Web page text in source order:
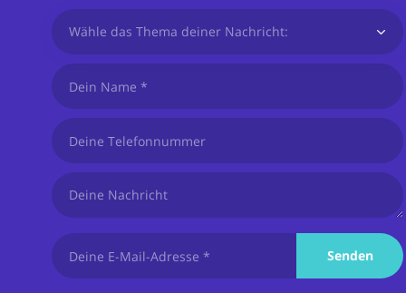
Wähle das Thema deiner Nachricht:
Senden